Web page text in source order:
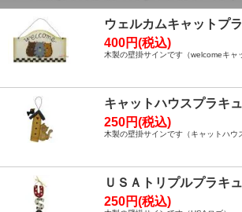
ウェルカムキャットプ
400円(税込)
木製の壁掛サインです（welcomeキャ
キャットハウスプラキ
250円(税込)
木製の壁掛サインです（キャットハウ
ＵＳＡトリプルプラキ
250円(税込)